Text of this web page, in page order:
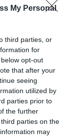
My Personal
third parties, or
for
opt-out
that after your
seeing
utilized by
parties prior to
the further
parties on the
may
bérleti díja
ki havonta az